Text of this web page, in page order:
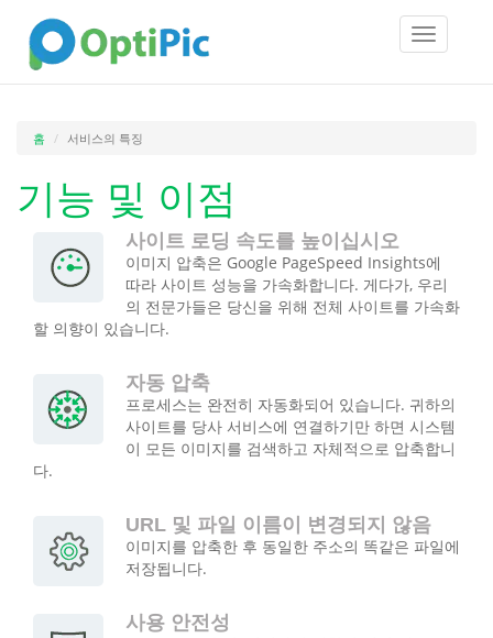
Toggle
홈 서비스의 특징
기능 및 이점
사이트 로딩 속도를 높이십시오
이미지 압축은 Google PageSpeed Insights에
따라 사이트 성능을 가속화합니다. 게다가, 우리
의 전문가들은 당신을 위해 전체 사이트를 가속화
할 의향이 있습니다.
자동 압축
프로세스는 완전히 자동화되어 있습니다. 귀하의
사이트를 당사 서비스에 연결하기만 하면 시스템
이 모든 이미지를 검색하고 자체적으로 압축합니
다.
URL 및 파일 이름이 변경되지 않음
이미지를 압축한 후 동일한 주소의 똑같은 파일에
저장됩니다.
사용 안전성